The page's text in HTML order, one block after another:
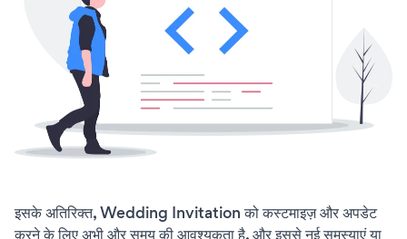
इसके अतिरिक्त, Wedding Invitation को कस्टमाइज़ और अपडेट